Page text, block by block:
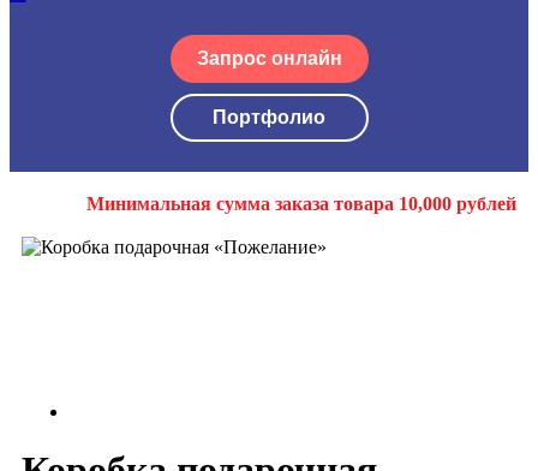
Запрос онлайн
Портфолио
Минимальная сумма заказа товара 10,000 рублей